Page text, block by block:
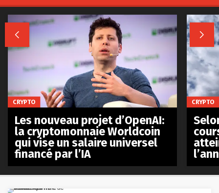
 
CRYPTO
Les nouveau projet d’OpenAI:
la cryptomonnaie Worldcoin
qui vise un salaire universel
financé par l’IA
CRYPTO